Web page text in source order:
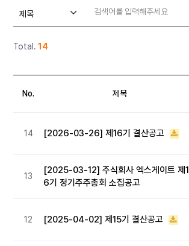
Total.14
No. 제목
14 [2026-03-26] 제16기 결산공고
13
[2025-03-12] 주식회사 엑스게이트 제1
6기 정기주주총회 소집공고
12 [2025-04-02] 제15기 결산공고